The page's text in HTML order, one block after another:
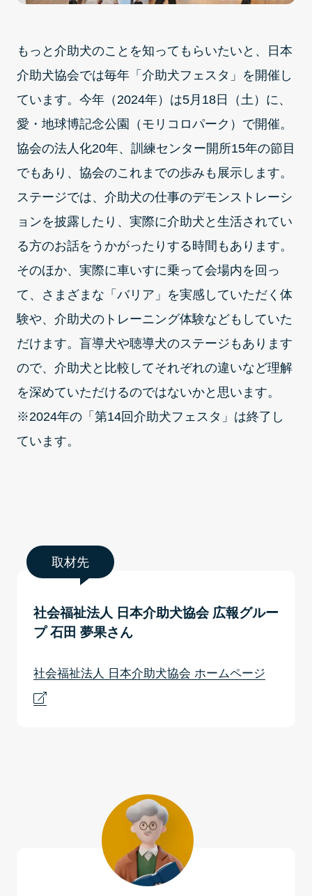
もっと介助犬のことを知ってもらいたいと、日本
介助犬協会では毎年「介助犬フェスタ」を開催し
ています。今年（2024年）は5月18日（土）に、
愛・地球博記念公園（モリコロパーク）で開催。
協会の法人化20年、訓練センター開所15年の節目
でもあり、協会のこれまでの歩みも展示します。
ステージでは、介助犬の仕事のデモンストレーシ
ョンを披露したり、実際に介助犬と生活されてい
る方のお話をうかがったりする時間もあります。
そのほか、実際に車いすに乗って会場内を回っ
て、さまざまな「バリア」を実感していただく体
験や、介助犬のトレーニング体験などもしていた
だけます。盲導犬や聴導犬のステージもあります
ので、介助犬と比較してそれぞれの違いなど理解
を深めていただけるのではないかと思います。
※2024年の「第14回介助犬フェスタ」は終了し
ています。
取材先
社会福祉法人 日本介助犬協会 広報グルー
プ 石田 夢果さん
社会福祉法人 日本介助犬協会 ホームページ